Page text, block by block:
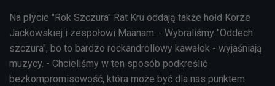
Na płycie "Rok Szczura" Rat Kru oddają także hołd Korze
Jackowskiej i zespołowi Maanam. - Wybraliśmy "Oddech
szczura", bo to bardzo rockandrollowy kawałek - wyjaśniają
muzycy. - Chcieliśmy w ten sposób podkreślić
bezkompromisowość, która może być dla nas punktem